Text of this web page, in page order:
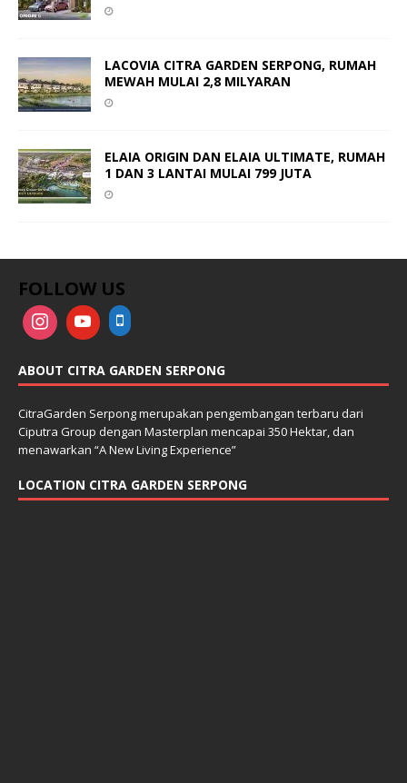
LACOVIA CITRA GARDEN SERPONG, RUMAH
MEWAH MULAI 2,8 MILYARAN
ELAIA ORIGIN DAN ELAIA ULTIMATE, RUMAH
1 DAN 3 LANTAI MULAI 799 JUTA
FOLLOW US
ABOUT CITRA GARDEN SERPONG
CitraGarden Serpong merupakan pengembangan terbaru dari
Ciputra Group dengan Masterplan mencapai 350 Hektar, dan
menawarkan “A New Living Experience”
LOCATION CITRA GARDEN SERPONG